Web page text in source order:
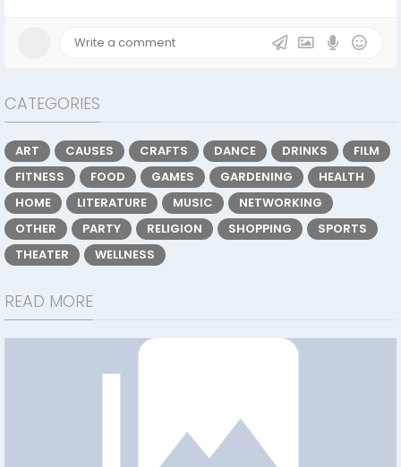
CATEGORIES
ART CAUSES CRAFTS DANCE DRINKS
FILM
FITNESS
FOOD GAMES GARDENING
HEALTH
HOME
LITERATURE MUSIC
NETWORKING
OTHER
PARTY RELIGION SHOPPING
SPORTS
THEATER
WELLNESS
READ MORE